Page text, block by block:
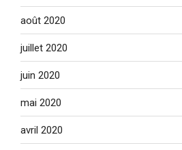
août 2020
juillet 2020
juin 2020
mai 2020
avril 2020